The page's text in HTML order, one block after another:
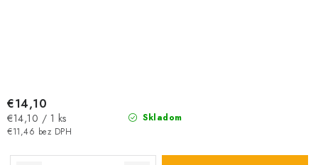
Skladom
€11,46 bez DPH
€14,10
Jednotková
cena:
€14,10 / 1 ks